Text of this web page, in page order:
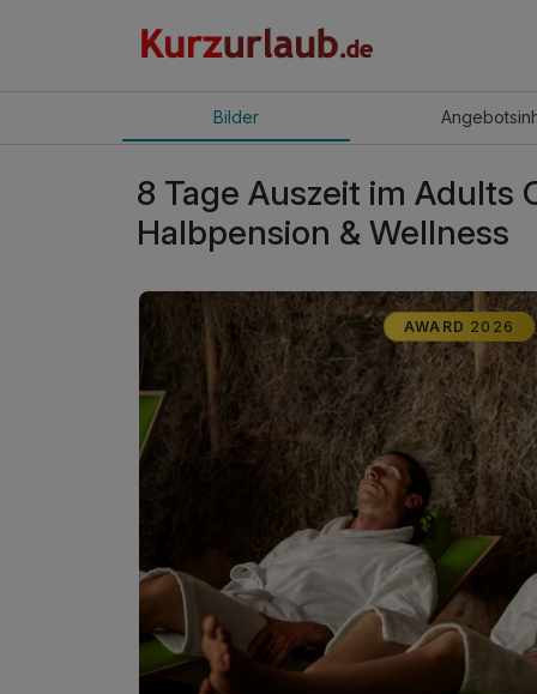
Bilder Angebot
8 Tage Auszeit im Adults
Halbpension & Wellness
AWARD 2026